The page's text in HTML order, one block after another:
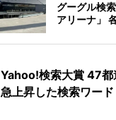
グーグル検
アリーナ」
Yahoo!検索大賞 47
急上昇した検索ワード